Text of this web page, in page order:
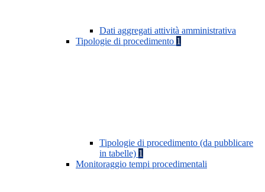
Dati aggregati attività amministrativa
Tipologie di procedimento 1
Tipologie di procedimento (da pubblicare
in tabelle) 1
Monitoraggio tempi procedimentali